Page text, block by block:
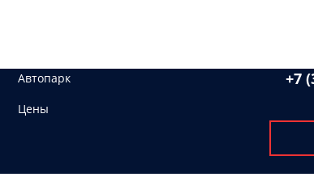
Автопарк
Цены
+7